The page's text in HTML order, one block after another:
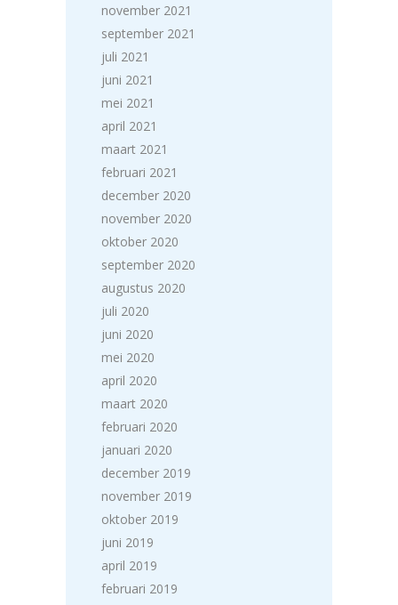
november 2021
september 2021
juli 2021
juni 2021
mei 2021
april 2021
maart 2021
februari 2021
december 2020
november 2020
oktober 2020
september 2020
augustus 2020
juli 2020
juni 2020
mei 2020
april 2020
maart 2020
februari 2020
januari 2020
december 2019
november 2019
oktober 2019
juni 2019
april 2019
februari 2019